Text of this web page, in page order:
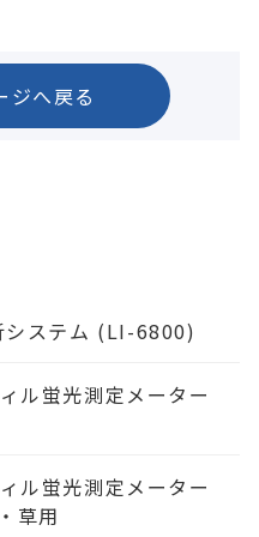
ジへ戻る
システム (LI-6800)
ル蛍光測定メーター
ル蛍光測定メーター
草用